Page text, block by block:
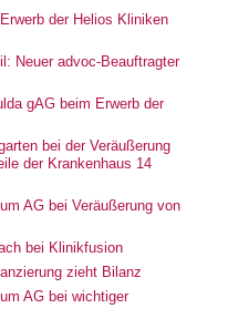
der Helios Kliniken
Neuer advoc-Beauftragter
gAG beim Erwerb der
bei der Veräußerung
der Krankenhaus 14
AG bei Veräußerung von
bei Klinikfusion
zieht Bilanz
AG bei wichtiger